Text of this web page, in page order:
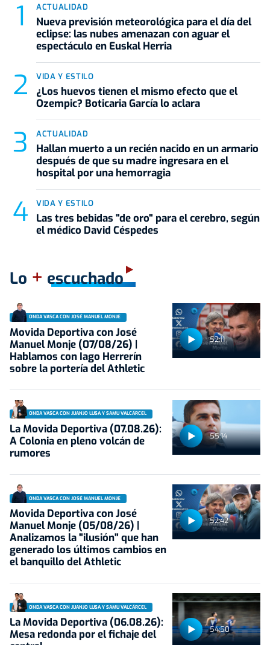
ACTUALIDAD
Nueva previsión meteorológica para el día del
eclipse: las nubes amenazan con aguar el
espectáculo en Euskal Herria
VIDA Y ESTILO
¿Los huevos tienen el mismo efecto que el
Ozempic? Boticaria García lo aclara
ACTUALIDAD
Hallan muerto a un recién nacido en un armario
después de que su madre ingresara en el
hospital por una hemorragia
VIDA Y ESTILO
Las tres bebidas "de oro" para el cerebro, según
el médico David Céspedes
Lo + escuchado
52:11
ONDA VASCA CON JOSÉ MANUEL MONJE
Movida Deportiva con José
Manuel Monje (07/08/26) |
Hablamos con Iago Herrerín
sobre la portería del Athletic
55:14
ONDA VASCA CON JUANJO LUSA Y SAMU VALCÁRCEL
La Movida Deportiva (07.08.26):
A Colonia en pleno volcán de
rumores
52:42
ONDA VASCA CON JOSÉ MANUEL MONJE
Movida Deportiva con José
Manuel Monje (05/08/26) |
Analizamos la "ilusión" que han
generado los últimos cambios en
el banquillo del Athletic
54:50
ONDA VASCA CON JUANJO LUSA Y SAMU VALCÁRCEL
La Movida Deportiva (06.08.26):
Mesa redonda por el fichaje del